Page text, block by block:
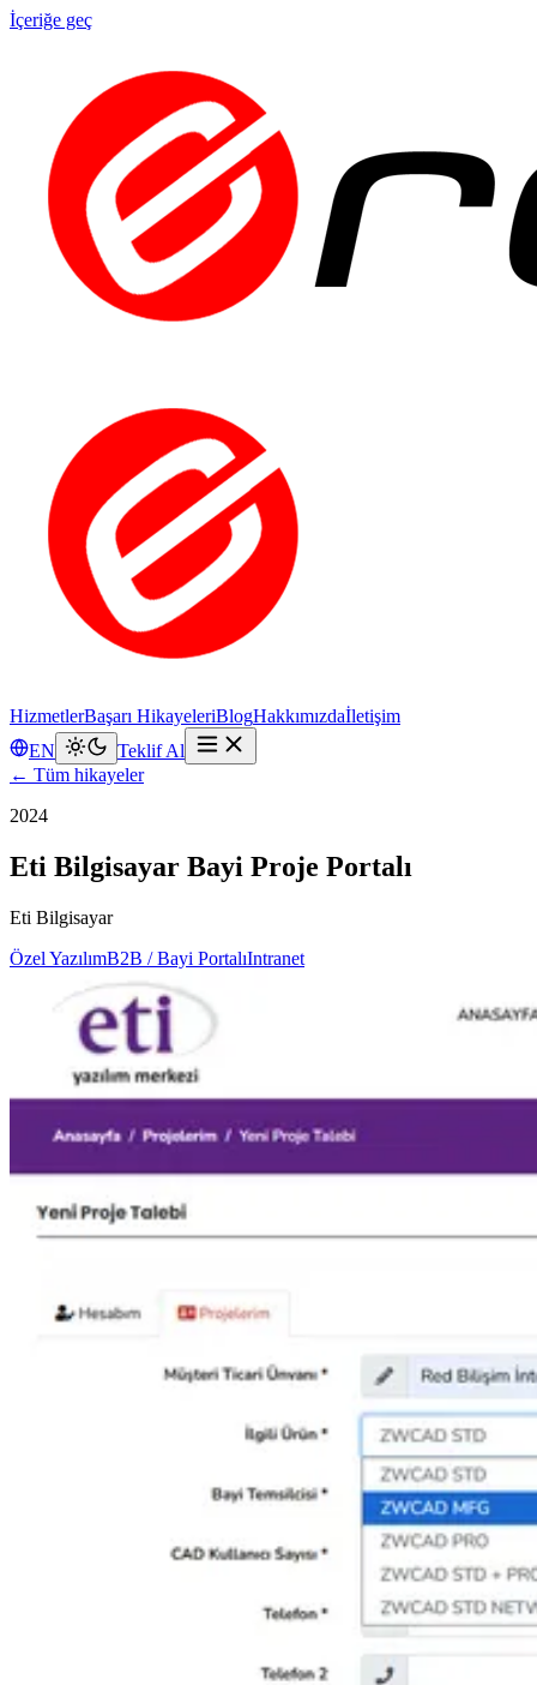
İçeriğe geç
HizmetlerBaşarı HikayeleriBlogHakkımızdaİletişim
EN
Teklif Al
← Tüm hikayeler
2024
Eti Bilgisayar Bayi Proje Portalı
Eti Bilgisayar
Özel YazılımB2B / Bayi PortalıIntranet